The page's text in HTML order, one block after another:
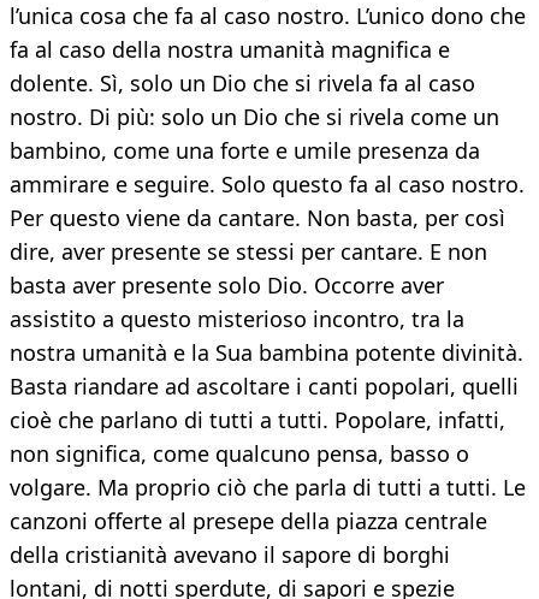
l’unica cosa che fa al caso nostro. L’unico dono che
fa al caso della nostra umanità magnifica e
dolente. Sì, solo un Dio che si rivela fa al caso
nostro. Di più: solo un Dio che si rivela come un
bambino, come una forte e umile presenza da
ammirare e seguire. Solo questo fa al caso nostro.
Per questo viene da cantare. Non basta, per così
dire, aver presente se stessi per cantare. E non
basta aver presente solo Dio. Occorre aver
assistito a questo misterioso incontro, tra la
nostra umanità e la Sua bambina potente divinità.
Basta riandare ad ascoltare i canti popolari, quelli
cioè che parlano di tutti a tutti. Popolare, infatti,
non significa, come qualcuno pensa, basso o
volgare. Ma proprio ciò che parla di tutti a tutti. Le
canzoni offerte al presepe della piazza centrale
della cristianità avevano il sapore di borghi
lontani, di notti sperdute, di sapori e spezie